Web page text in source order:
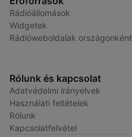
Rádióállomások
Widgetek
Rádióweboldalak országonként
Rólunk és kapcsolat
Adatvédelmi irányelvek
Használati feltételek
Rólunk
Kapcsolatfelvétel